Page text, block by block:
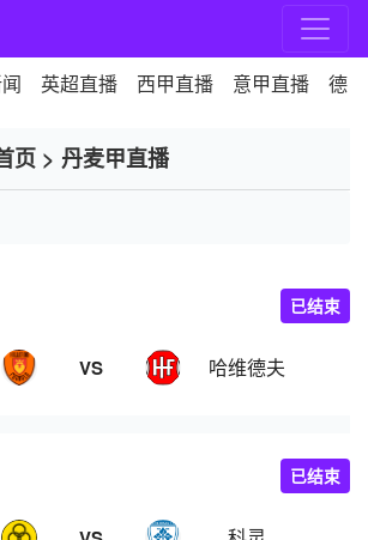
英超直播 西甲直播 意甲直播 德
页 > 丹麦甲直播
VS 哈维德夫
已结束
已结束